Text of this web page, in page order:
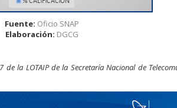
Fuente: Oficio SNAP
Elaboración: DGCG
la LOTAIP de la Secretaría Nacional de